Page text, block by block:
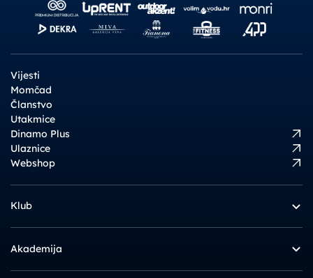
Vijesti
Momčad
Članstvo
Utakmice
Dinamo Plus
Ulaznice
Webshop
Klub
Akademija